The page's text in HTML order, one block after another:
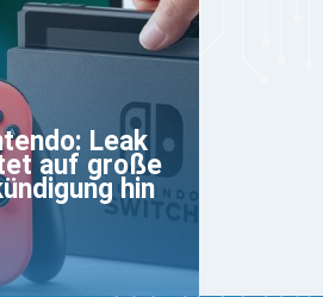
Leak
auf große
hin